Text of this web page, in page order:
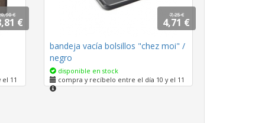
€
€
11
7,25 €
4,71 €
bandeja vacía bolsillos "chez moi" /
negro
disponible en stock
compra y recíbelo entre el día 10 y el 11